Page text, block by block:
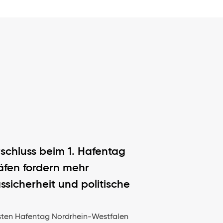
beim 1. Hafentag
fordern mehr
und politische
Hafentag Nordrhein-Westfalen